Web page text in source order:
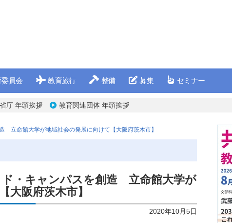
委員会 教育旅行 整備 募集 セミナー
省庁 年頭挨拶 教育関連団体 年頭挨拶
立命館大学が地域社会の発展に向けて【大阪府茨木市】
・キャンパスを創造 立命館大学が
大阪府茨木市】
2020年10月5日